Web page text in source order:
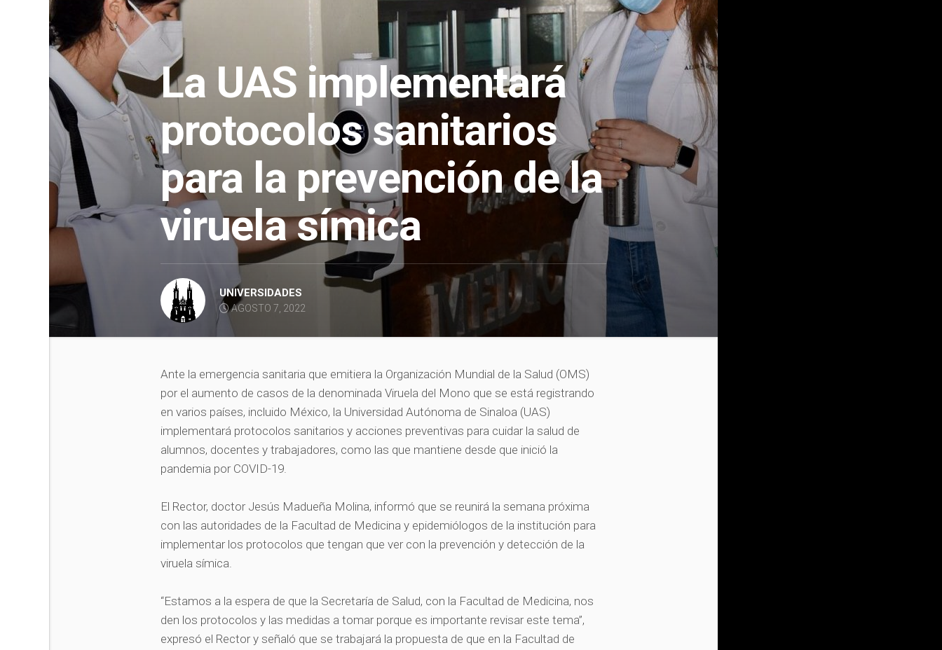
La UAS implementará
protocolos sanitarios
para la prevención de la
viruela símica
UNIVERSIDADES
AGOSTO 7, 2022
Ante la emergencia sanitaria que emitiera la Organización Mundial de la Salud (OMS)
por el aumento de casos de la denominada Viruela del Mono que se está registrando
en varios países, incluido México, la Universidad Autónoma de Sinaloa (UAS)
implementará protocolos sanitarios y acciones preventivas para cuidar la salud de
alumnos, docentes y trabajadores, como las que mantiene desde que inició la
pandemia por COVID-19.
El Rector, doctor Jesús Madueña Molina, informó que se reunirá la semana próxima
con las autoridades de la Facultad de Medicina y epidemiólogos de la institución para
implementar los protocolos que tengan que ver con la prevención y detección de la
viruela símica.
“Estamos a la espera de que la Secretaría de Salud, con la Facultad de Medicina, nos
den los protocolos y las medidas a tomar porque es importante revisar este tema”,
expresó el Rector y señaló que se trabajará la propuesta de que en la Facultad de